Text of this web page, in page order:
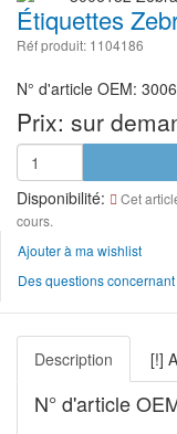
Étiquettes
Réf produit: 1104186
N° d'article OEM:
Prix: sur
Disponibilité:
Cet
cours.
Ajouter à ma wishlist
Des questions
Description [!]
N° d'article